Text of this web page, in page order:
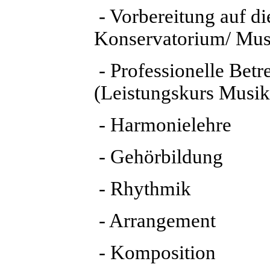
- Vorbereitung auf
Konservatorium/
- Professionelle
(Leistungskurs
- Harmonielehre
- Gehörbildung
- Rhythmik
- Arrangement
- Komposition